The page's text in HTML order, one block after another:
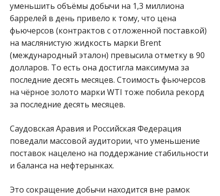
уменьшить объёмы добычи на 1,3 миллиона
баррелей в день привело к тому, что цена
фьючерсов (контрактов с отложенной поставкой)
на маслянистую жидкость марки Brent
(международный эталон) превысила отметку в 90
долларов. То есть она достигла максимума за
последние десять месяцев. Стоимость фьючерсов
на чёрное золото марки WTI тоже побила рекорд
за последние десять месяцев.
Саудовская Аравия и Российская Федерация
поведали массовой аудитории, что уменьшение
поставок нацелено на поддержание стабильности
и баланса на нефтерынках.
Это сокращение добычи находится вне рамок